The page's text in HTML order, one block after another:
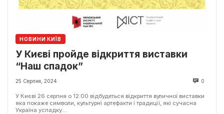
НОВИНИ КИЇВ
У Києві пройде відкриття виставки
“Наш спадок”
25 Серпня, 2024 0
У Києві 26 серпня о 12:00 відбудеться відкриття вуличної виставки
яка покаже символи, культурні артефакти і традиції, які сучасна
Україна успадку...